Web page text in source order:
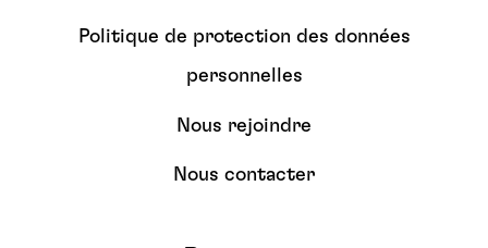
Politique de protection des données
personnelles
Nous rejoindre
Nous contacter